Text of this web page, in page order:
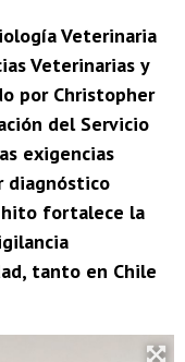
Veterinaria
Veterinarias y
por Christopher
del Servicio
exigencias
diagnóstico
hito fortalece la
tanto en Chile